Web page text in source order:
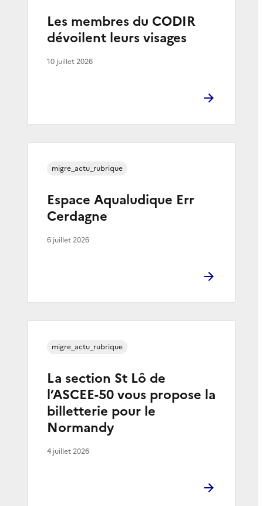
Les membres du CODIR
dévoilent leurs visages
10 juillet 2026
Espace Aqualudique Err
Cerdagne
migre_actu_rubrique
6 juillet 2026
La section St Lô de
l’ASCEE-50 vous propose la
billetterie pour le
Normandy
migre_actu_rubrique
4 juillet 2026